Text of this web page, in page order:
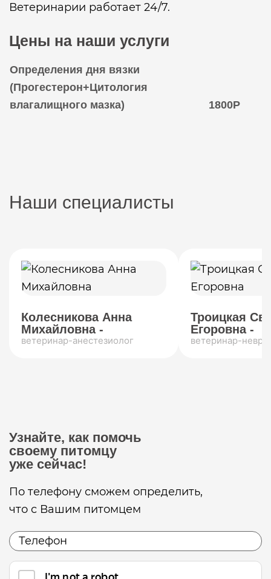
Ветеринарии работает 24/7.
Цены на наши услуги
Определения дня вязки
(Прогестерон+Цитология
влагалищного мазка)
1800Р
Наши специалисты
Колесникова Анна
Михайловна -
ветеринар-анестезиолог
Троицкая
Егоровна -
ветеринар-
Узнайте, как помочь
своему питомцу
уже сейчас!
По телефону сможем определить,
что с Вашим питомцем